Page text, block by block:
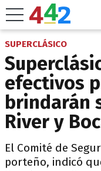
SUPERCLÁSICO
efectivos
brindarán
River y
El Comité de
porteño, indicó